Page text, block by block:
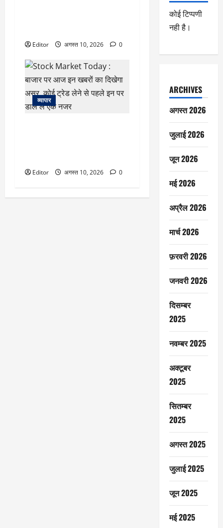
Editor अगस्त 10, 2026 0
व्यापार
Editor अगस्त 10, 2026 0
कोई टिप्पणी
नही है।
ARCHIVES
अगस्त 2026
जुलाई 2026
जून 2026
मई 2026
अप्रैल 2026
मार्च 2026
फ़रवरी 2026
जनवरी 2026
दिसम्बर
2025
नवम्बर 2025
अक्टूबर
2025
सितम्बर
2025
अगस्त 2025
जुलाई 2025
जून 2025
मई 2025